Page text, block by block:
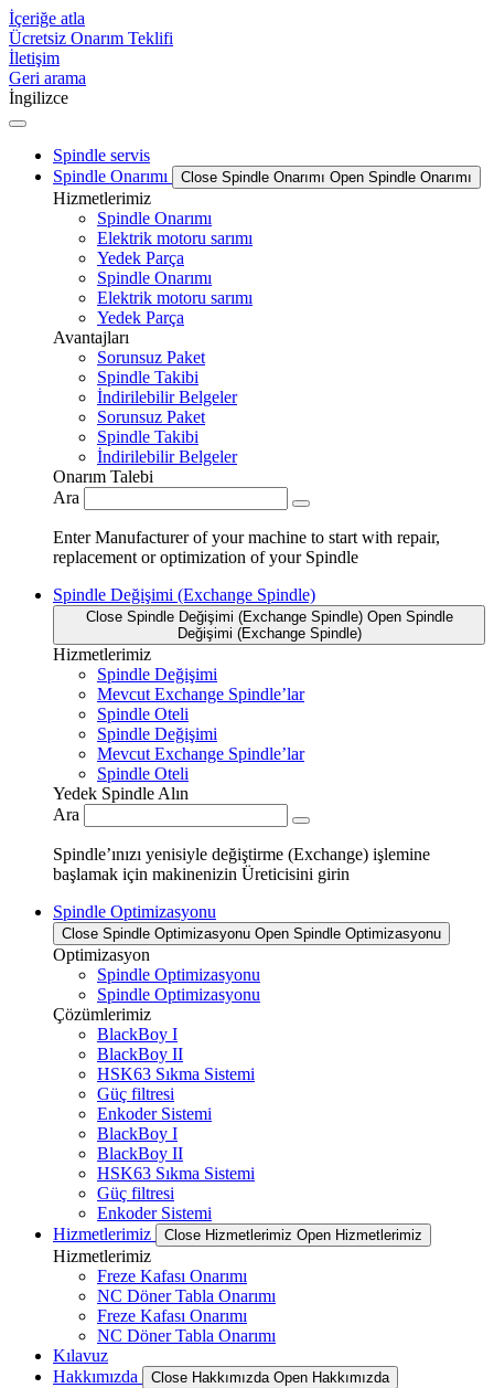
İçeriğe atla
Ücretsiz Onarım Teklifi
İletişim
Geri arama
İngilizce
Spindle servis
Spindle Onarımı
Close Spindle Onarımı Open Spindle Onarımı
Hizmetlerimiz
Spindle Onarımı
Elektrik motoru sarımı
Yedek Parça
Spindle Onarımı
Elektrik motoru sarımı
Yedek Parça
Avantajları
Sorunsuz Paket
Spindle Takibi
İndirilebilir Belgeler
Sorunsuz Paket
Spindle Takibi
İndirilebilir Belgeler
Onarım Talebi
Ara
Enter Manufacturer of your machine to start with repair,
replacement or optimization of your Spindle
Spindle Değişimi (Exchange Spindle)
Close Spindle Değişimi (Exchange Spindle) Open Spindle
Değişimi (Exchange Spindle)
Hizmetlerimiz
Spindle Değişimi
Mevcut Exchange Spindle’lar
Spindle Oteli
Spindle Değişimi
Mevcut Exchange Spindle’lar
Spindle Oteli
Yedek Spindle Alın
Ara
Spindle’ınızı yenisiyle değiştirme (Exchange) işlemine
başlamak için makinenizin Üreticisini girin
Spindle Optimizasyonu
Close Spindle Optimizasyonu Open Spindle Optimizasyonu
Optimizasyon
Spindle Optimizasyonu
Spindle Optimizasyonu
Çözümlerimiz
BlackBoy I
BlackBoy II
HSK63 Sıkma Sistemi
Güç filtresi
Enkoder Sistemi
BlackBoy I
BlackBoy II
HSK63 Sıkma Sistemi
Güç filtresi
Enkoder Sistemi
Hizmetlerimiz
Close Hizmetlerimiz Open Hizmetlerimiz
Hizmetlerimiz
Freze Kafası Onarımı
NC Döner Tabla Onarımı
Freze Kafası Onarımı
NC Döner Tabla Onarımı
Kılavuz
Hakkımızda
Close Hakkımızda Open Hakkımızda